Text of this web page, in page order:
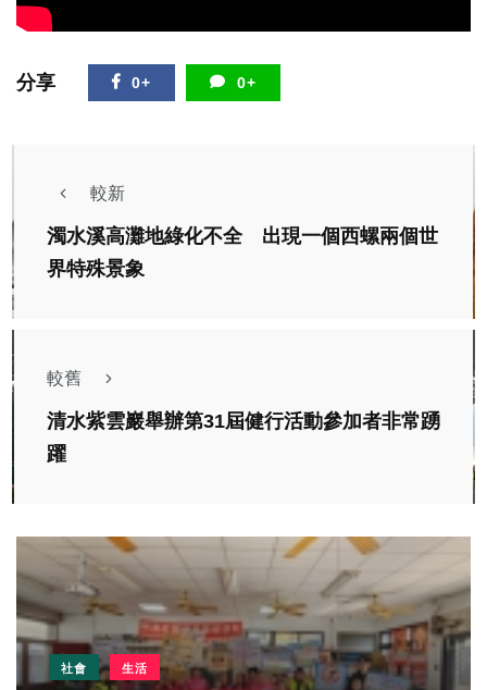
分享 0+ 0+
較新
濁水溪高灘地綠化不全 出現一個西螺兩個世
界特殊景象
較舊
清水紫雲巖舉辦第31屆健行活動參加者非常踴
躍
社會 生活